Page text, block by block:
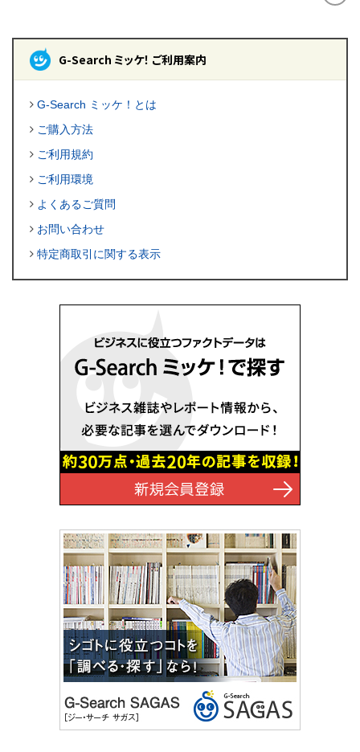
G-Search ミッケ！ ご利用案内
G-Search ミッケ！とは
ご購入方法
ご利用規約
ご利用環境
よくあるご質問
お問い合わせ
特定商取引に関する表示